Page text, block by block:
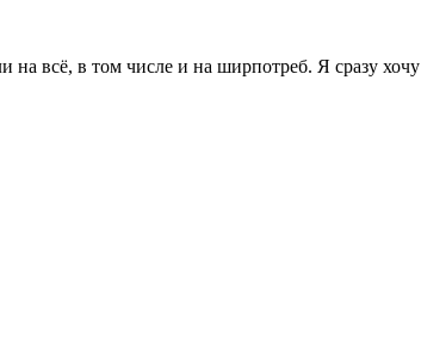
на всё, в том числе и на ширпотреб. Я сразу хочу